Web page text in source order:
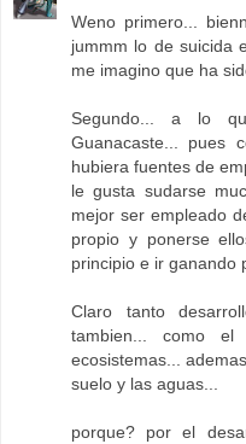
Weno primero...
jummm lo de suicida
me imagino que ha
Segundo... a lo
Guanacaste... pues
hubiera fuentes de
le gusta sudarse
mejor ser empleado
propio y ponerse
principio e ir ganando
Claro tanto
tambien... como
ecosistemas...
suelo y las aguas...
porque? por el